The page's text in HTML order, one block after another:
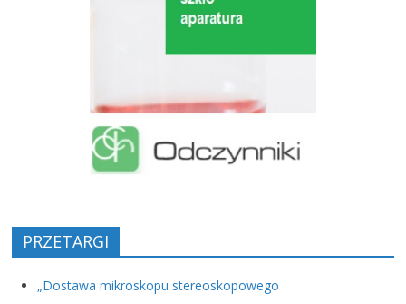
PRZETARGI
„Dostawa mikroskopu stereoskopowego